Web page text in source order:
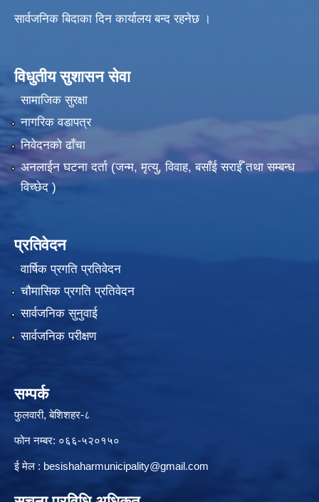
सार्वजनिक बिदाका दिन कार्यालय बन्द रहनेछ ।
विधुतीय सुशासन सेवा
सामाजिक सुरक्षा
नागरिक वडापत्र
निवेदनको ढाँचा
अनलाईन घटना दर्ता (जन्म, मृत्यु, विवाह, बसाँई सराईँ तथा सम्बन्ध
विच्छेद )
प्रतिवेदन
वार्षिक प्रगति प्रतिवेदन
चौमासिक प्रगति प्रतिवेदन
सार्वजनिक सुनुवाई
सार्वजनिक परीक्षण
सम्पर्क
फुलवारी, बेशिशहर-८
फोन नम्बर: ०६६-५२०१५०
ई मेल : besishaharmunicipality@gmail.com